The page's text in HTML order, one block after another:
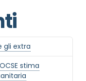
gli extra
stima